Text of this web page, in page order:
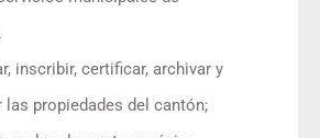
inscribir, certificar, archivar y
las propiedades del cantón;